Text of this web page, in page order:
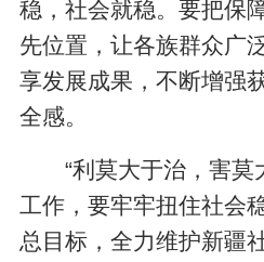
稳，社会就稳。要把保
先位置，让各族群众广
享发展成果，不断增强
全感。
“利莫大于治，害莫
工作，要牢牢扭住社会
总目标，全力维护新疆